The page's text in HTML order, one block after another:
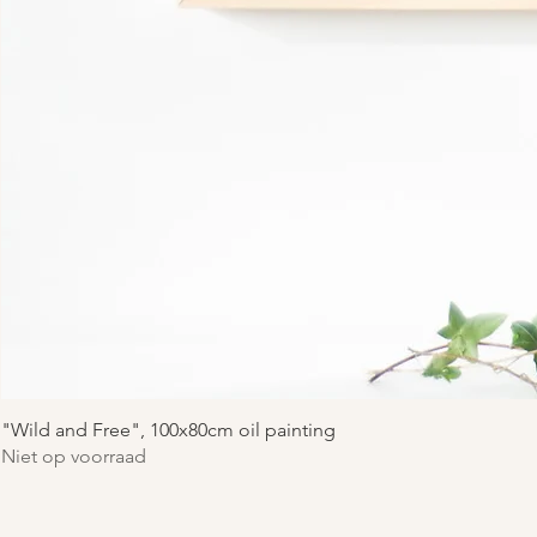
"Wild and Free", 100x80cm oil painting
Niet op voorraad